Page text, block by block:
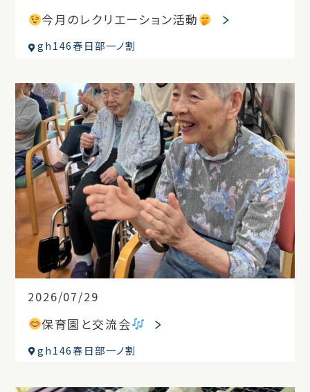
今月のレクリエーション活動
gh146春日部一ノ割
2026/07/29
保育園と交流会
gh146春日部一ノ割